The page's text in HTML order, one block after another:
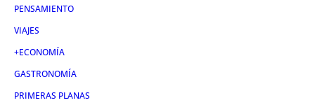
PENSAMIENTO
VIAJES
+ECONOMÍA
GASTRONOMÍA
PRIMERAS PLANAS